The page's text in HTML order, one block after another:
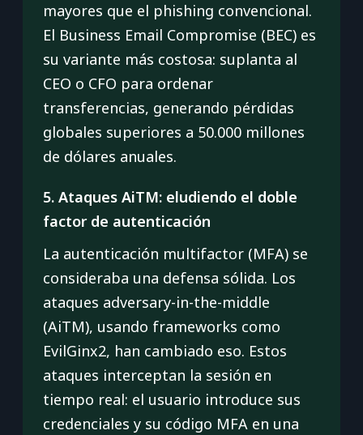
mayores que el phishing convencional.
El Business Email Compromise (BEC) es
su variante más costosa: suplanta al
CEO o CFO para ordenar
transferencias, generando pérdidas
globales superiores a 50.000 millones
de dólares anuales.
5. Ataques AiTM: eludiendo el doble
factor de autenticación
La autenticación multifactor (MFA) se
consideraba una defensa sólida. Los
ataques adversary-in-the-middle
(AiTM), usando frameworks como
EvilGinx2, han cambiado eso. Estos
ataques interceptan la sesión en
tiempo real: el usuario introduce sus
credenciales y su código MFA en una